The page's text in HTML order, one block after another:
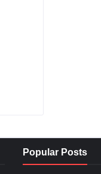
Popular Posts